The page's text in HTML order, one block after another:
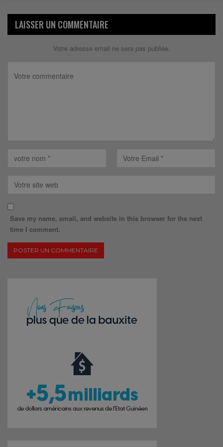
LAISSER UN COMMENTAIRE
Votre adresse email ne sera pas publiée.
Save my name, email, and website in this browser for the next
time I comment.